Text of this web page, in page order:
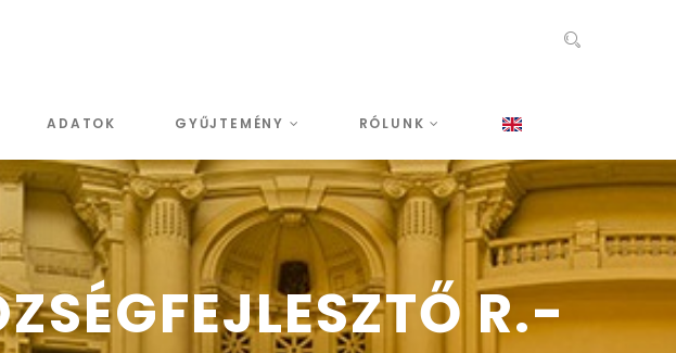
ADATOK GYŰJTEMÉNY RÓLUNK
R.-